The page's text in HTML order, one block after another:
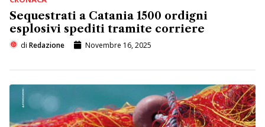
Sequestrati a Catania 1500 ordigni
esplosivi spediti tramite corriere
di Redazione Novembre 16, 2025